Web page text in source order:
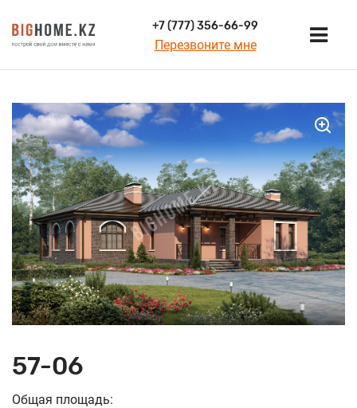
+7 (777) 356-66-99
Перезвоните мне
57-06
Общая площадь: